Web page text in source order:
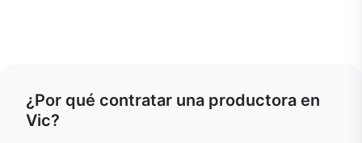
¿Por qué contratar una productora en
Vic?